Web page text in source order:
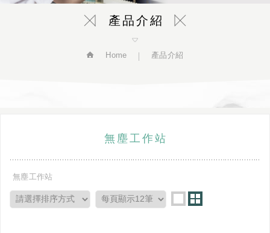
產品介紹
Home 產品介紹
無塵工作站
無塵工作站